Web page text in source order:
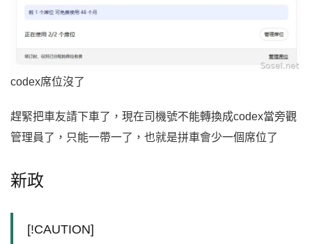
codex席位沒了
趕緊把車友請下車了，現在司機號不能轉換成codex當旁觀
管理員了，只能一帶一了，也就是拼車會少一個席位了
新政
[!CAUTION]